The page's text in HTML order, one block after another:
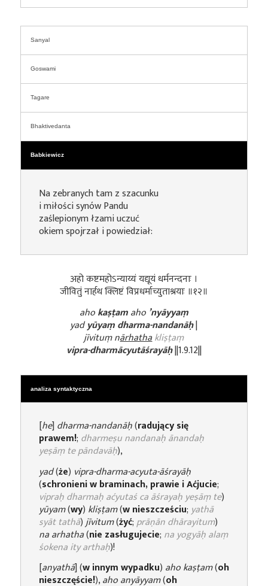
Sanyal
Goswami
Tagare
Bhaktivedanta
Babkiewicz
Na zebranych tam z szacunku
i miłości synów Pandu
zaślepionym łzami uczuć
okiem spojrzał i powiedział:
अहो कष्टमहोऽन्याय्यं यद्यूयं धर्मनन्दनाः ।
जीवितुं नार्हथ क्लिष्टं विप्रधर्माच्युताश्रयाः ॥१२॥
ahokaṣṭamaho ’nyāyyaṃ
yadyūyaṃ dharma-nandanāḥ|
jīvituṃ nārhathakliṣṭaṃ
vipra-dharmācyutāśrayāḥ||1.9.12||
analiza syntaktyczna
[he]dharma-nandanāḥ(radujący się
prawem!; dharmeṣu nandanaḥ ānandaḥ
yeṣāṃ te pāndavāḥ),
yad(że) vipra-dharma-acyuta-āśrayāḥ
(schronieni w braminach, prawie i Aćjucie;
vipraḥ dharmaḥ aćyutaś ca āśrayaḥ yeṣāṃ te)
yūyam(wy) kliṣṭam(w nieszcześciu;yathā
syāt tathā)jīvitum(żyć;prāṇān dhārayitum)
na arhatha(nie zasługujecie; na yogyāḥ alaṃ
śokena ity arthaḥ)!
[anyathā] (w innym wypadku) aho kaṣṭam(oh
nieszczęście!),aho anyāyyam(oh